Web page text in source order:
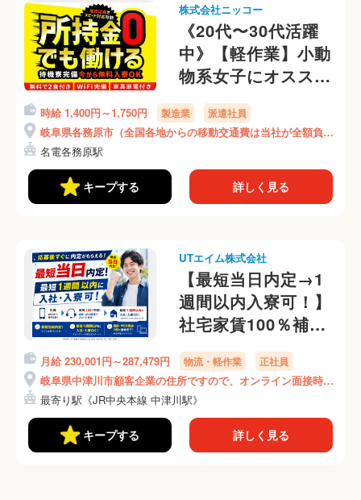
株式会社ニッコー
《20代〜30代活躍
中》【軽作業】小動
物系女子にオスス
メ！かんたん×座り
作業×重労働なし！
愛知県名古屋駅まで
電車で45分◆(226-
時給 1,400円～1,750円 製造業 派遣社員
岐阜県各務原市（全国各地からの移動交通費は当社が全額負
担）
名電各務原駅
キープする 詳しく見る
UTエイム株式会社
【最短当日内定→1
週間以内入寮可！】
社宅家賃100％補助
♪（1R個室アパー
ト）月収28万円可！
《ABJD2C》
月給 230,001円～287,479円 物流・軽作業 正社員
岐阜県中津川市顧客企業の住所ですので、オンライン面接時に
ご説明いたします！
最寄り駅《JR中央本線 中津川駅》
キープする 詳しく見る